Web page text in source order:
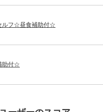
ルフ☆昼食補助付☆
助付☆